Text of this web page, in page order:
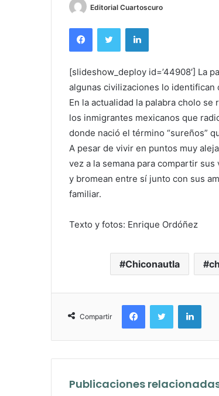
Editorial Cuartoscuro
FacebookTwitter LinkedIn
[slideshow_deploy id=’44908′] La
algunas civilizaciones lo identifican
En la actualidad la palabra cholo
los inmigrantes mexicanos que
donde nació el término “sureños”
A pesar de vivir en puntos muy
vez a la semana para compartir
y bromean entre sí junto con sus
familiar.
Texto y fotos: Enrique Ordóñez
Chiconautla
Compartir
FacebookTwitter
Publicaciones